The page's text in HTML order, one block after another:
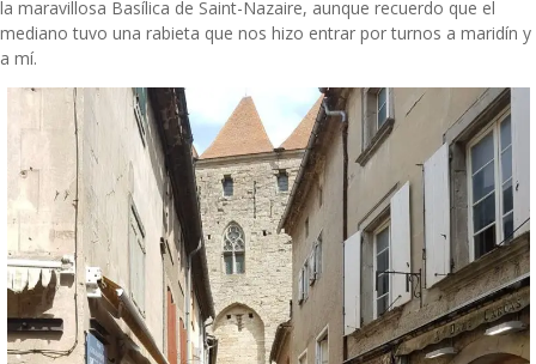
la maravillosa Basílica de Saint-Nazaire, aunque recuerdo que el
mediano tuvo una rabieta que nos hizo entrar por turnos a maridín y
a mí.